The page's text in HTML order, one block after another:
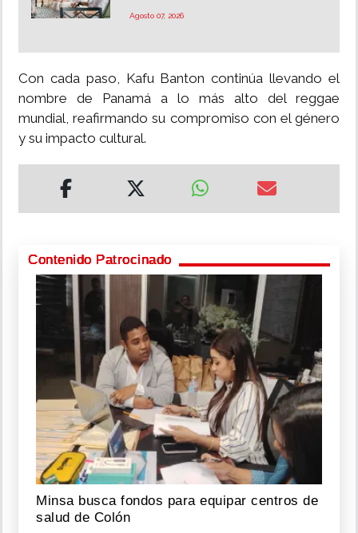
Agosto 07, 2026
Con cada paso, Kafu Banton continúa llevando el
nombre de Panamá a lo más alto del reggae
mundial, reafirmando su compromiso con el género
y su impacto cultural.
Contenido Patrocinado
Minsa busca fondos para equipar centros de
salud de Colón